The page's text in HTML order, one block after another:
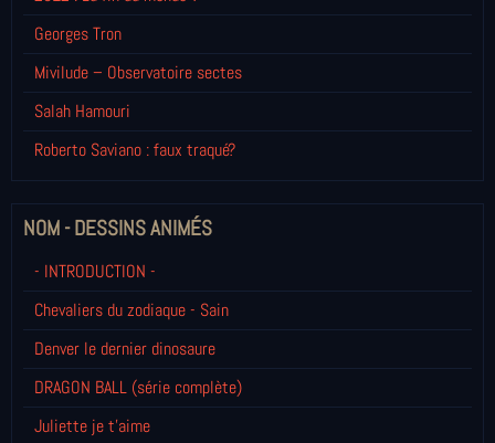
Georges Tron
Mivilude – Observatoire sectes
Salah Hamouri
Roberto Saviano : faux traqué?
NOM - DESSINS ANIMÉS
- INTRODUCTION -
Chevaliers du zodiaque - Sain
Denver le dernier dinosaure
DRAGON BALL (série complète)
Juliette je t’aime